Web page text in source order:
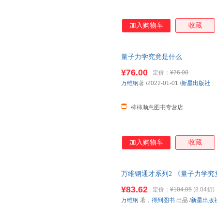
加入购物车 收藏
量子力学究竟是什么
¥76.00 定价： ¥76.00
柿柿顺意图书专营店
万维纲著 /2022-01-01 /新星出版社
加入购物车 收藏
万维钢通才系列2 《量子力学
¥83.62 定价： ¥104.05 (8.04折)
万维纲 著， 得到图书 出品 /新星出版